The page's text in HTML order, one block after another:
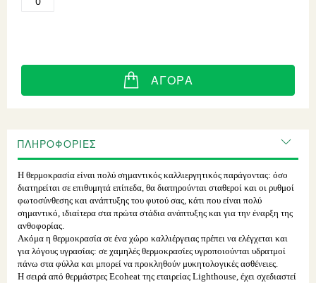
ΑΓΟΡΆ
ΠΛΗΡΟΦΟΡΊΕΣ
Η θερμοκρασία είναι πολύ σημαντικός καλλιεργητικός παράγοντας: όσο
διατηρείται σε επιθυμητά επίπεδα, θα διατηρούνται σταθεροί και οι ρυθμοί
φωτοσύνθεσης και ανάπτυξης του φυτού σας, κάτι που είναι πολύ
σημαντικό, ιδιαίτερα στα πρώτα στάδια ανάπτυξης και για την έναρξη της
ανθοφορίας.
Ακόμα η θερμοκρασία σε ένα χώρο καλλιέργειας πρέπει να ελέγχεται και
για λόγους υγρασίας: σε χαμηλές θερμοκρασίες υγροποιούνται υδρατμοί
πάνω στα φύλλα και μπορεί να προκληθούν μυκητολογικές ασθένειες.
Η σειρά από θερμάστρες Ecoheat της εταιρείας Lighthouse, έχει σχεδιαστεί